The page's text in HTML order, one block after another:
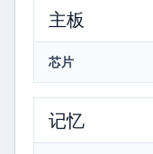
主板
芯片
记忆